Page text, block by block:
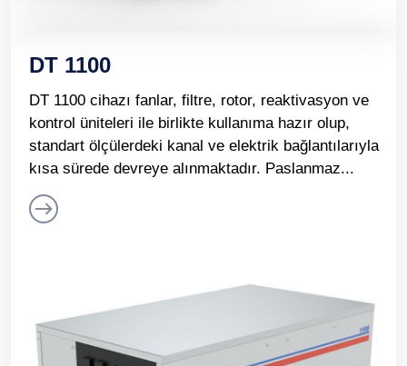
DT 1100
DT 1100 cihazı fanlar, filtre, rotor, reaktivasyon ve
kontrol üniteleri ile birlikte kullanıma hazır olup,
standart ölçülerdeki kanal ve elektrik bağlantılarıyla
kısa sürede devreye alınmaktadır. Paslanmaz...